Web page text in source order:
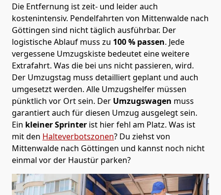
Die Entfernung ist zeit- und leider auch
kostenintensiv. Pendelfahrten von Mittenwalde nach
Göttingen sind nicht täglich ausführbar. Der
logistische Ablauf muss zu 100 % passen. Jede
vergessene Umzugskiste bedeutet eine weitere
Extrafahrt. Was die bei uns nicht passieren, wird.
Der Umzugstag muss detailliert geplant und auch
umgesetzt werden. Alle Umzugshelfer müssen
pünktlich vor Ort sein. Der Umzugswagen muss
garantiert auch für diesen Umzug ausgelegt sein.
Ein kleiner Sprinter ist hier fehl am Platz. Was ist
mit den Halteverbotszonen? Du ziehst von
Mittenwalde nach Göttingen und kannst noch nicht
einmal vor der Haustür parken?